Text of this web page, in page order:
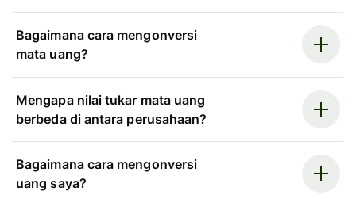
Bagaimana cara mengonversi
mata uang?
Mengapa nilai tukar mata uang
berbeda di antara perusahaan?
Bagaimana cara mengonversi
uang saya?